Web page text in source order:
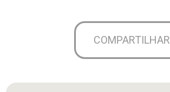
COMPARTILHAR